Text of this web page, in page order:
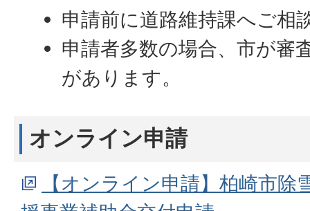
申請前に道路維持課へご相
申請者多数の場合、市が審
があります。
オンライン申請
【オンライン申請】柏崎市